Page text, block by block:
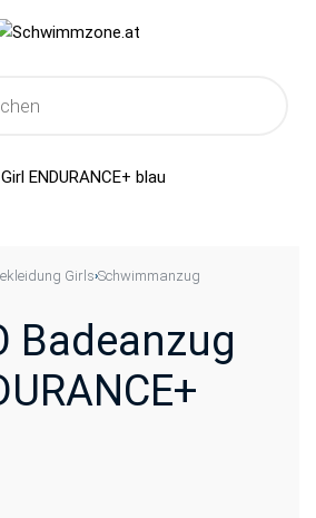
Girls›Schwimmanzug
Badeanzug